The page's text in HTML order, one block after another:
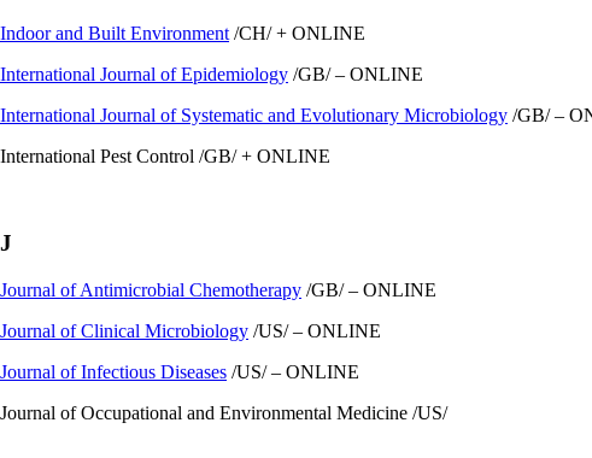
Indoor and Built Environment /CH/ + ONLINE
International Journal of Epidemiology /GB/ – ONLINE
International Journal of Systematic and Evolutionary Microbiology /GB/ –
International Pest Control /GB/ + ONLINE
J
Journal of Antimicrobial Chemotherapy /GB/ – ONLINE
Journal of Clinical Microbiology /US/ – ONLINE
Journal of Infectious Diseases /US/ – ONLINE
Journal of Occupational and Environmental Medicine /US/